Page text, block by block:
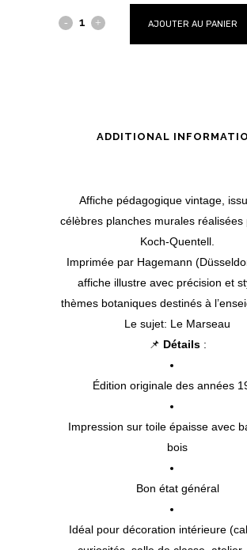
AJOUTER AU PANIER
ADDITIONAL
Affiche pédagogique vintage,
célèbres planches murales réalisées
Koch-Quentell.
Imprimée par Hagemann
affiche illustre avec précision et
thèmes botaniques destinés à
Le sujet: Le Marseau
📌 Détails:
Édition originale des années
Impression sur toile épaisse avec
bois
Bon état général
Idéal pour décoration intérieure